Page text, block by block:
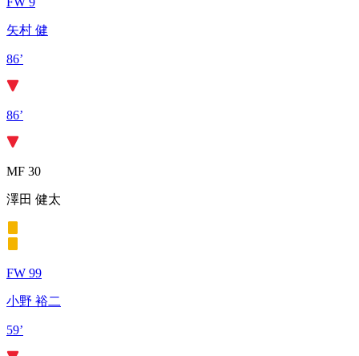
矢村 健
86’
86’
MF 30
澤田 健太
FW 99
小野 裕二
59’